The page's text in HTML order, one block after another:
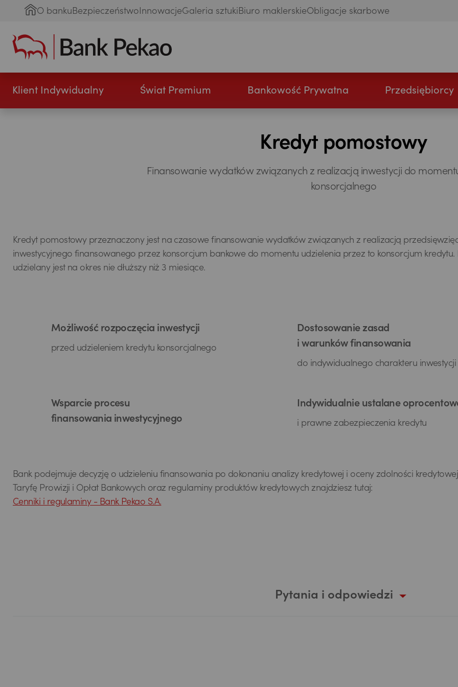
O bankuBezpieczeństwoInnowacjeGaleria sztukiBiuro maklerskieObligacje skarbowe
Klient Indywidualny Świat Premium Bankowość Prywatna Przedsiębiorcy
Kredyt pomostowy
Finansowanie wydatków związanych z realizacją inwestycji do
konsorcjalnego
Kredyt pomostowy przeznaczony jest na czasowe finansowanie wydatków związanych z realizacją
inwestycyjnego finansowanego przez konsorcjum bankowe do momentu udzielenia przez to konsorcjum kredytu.
udzielany jest na okres nie dłuższy niż 3 miesiące.
Możliwość rozpoczęcia inwestycji
przed udzieleniem kredytu konsorcjalnego
Dostosowanie zasad
i warunków finansowania
do indywidualnego charakteru inwestycji
Wsparcie procesu
finansowania inwestycyjnego
Indywidualnie ustalane
i prawne zabezpieczenia kredytu
Bank podejmuje decyzję o udzieleniu finansowania po dokonaniu analizy kredytowej i oceny zdolności
Taryfę Prowizji i Opłat Bankowych oraz regulaminy produktów kredytowych znajdziesz tutaj:
Cenniki i regulaminy - Bank Pekao S.A.
Pytania i odpowiedzi